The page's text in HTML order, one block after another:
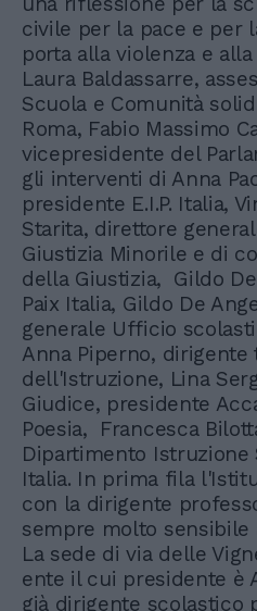
civile per la pace e per
porta alla violenza e
Laura Baldassarre,
Scuola e Comunità
Roma, Fabio Massimo
vicepresidente del
gli interventi di Anna
presidente E.I.P. Italia,
Starita, direttore
Giustizia Minorile e di
della Giustizia, Gildo
Paix Italia, Gildo De
generale Ufficio
Anna Piperno,
dell'Istruzione, Lina
Giudice, presidente
Poesia, Francesca
Dipartimento Istruzione
Italia. In prima fila
con la dirigente
sempre molto
La sede di via delle
ente il cui presidente è
già dirigente scolastico